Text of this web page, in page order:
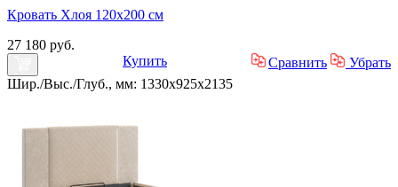
Кровать Хлоя 120х200 см
27 180 руб.
Купить
Сравнить
Убрать
Шир./Выс./Глуб., мм: 1330x925x2135